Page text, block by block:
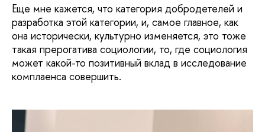
Еще мне кажется, что категория добродетелей и
разработка этой категории, и, самое главное, как
она исторически, культурно изменяется, это тоже
такая прерогатива социологии, то, где социология
может какой-то позитивный вклад в исследование
комплаенса совершить.